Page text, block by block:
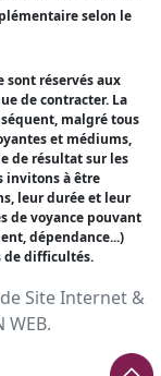
selon le
sont réservés aux
de contracter. La
malgré tous
et médiums,
de résultat sur les
invitons à être
leur durée et leur
de voyance pouvant
dépendance...)
de difficultés.
Site Internet &
WEB.